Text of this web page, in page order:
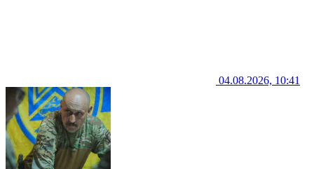
04.08.2026, 10:41